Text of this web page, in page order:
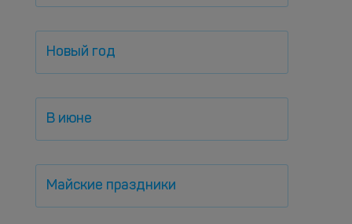
Новый год
В июне
Майские праздники